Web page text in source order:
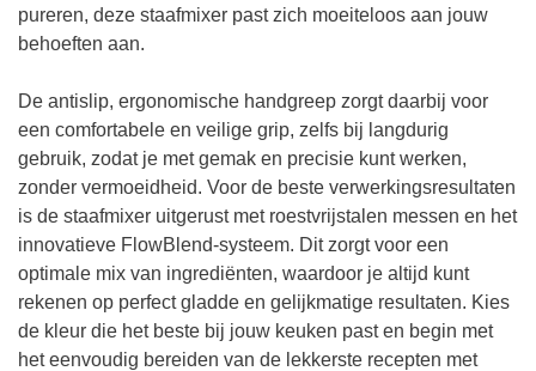
pureren, deze staafmixer past zich moeiteloos aan jouw
behoeften aan.
De antislip, ergonomische handgreep zorgt daarbij voor
een comfortabele en veilige grip, zelfs bij langdurig
gebruik, zodat je met gemak en precisie kunt werken,
zonder vermoeidheid. Voor de beste verwerkingsresultaten
is de staafmixer uitgerust met roestvrijstalen messen en het
innovatieve FlowBlend-systeem. Dit zorgt voor een
optimale mix van ingrediënten, waardoor je altijd kunt
rekenen op perfect gladde en gelijkmatige resultaten. Kies
de kleur die het beste bij jouw keuken past en begin met
het eenvoudig bereiden van de lekkerste recepten met